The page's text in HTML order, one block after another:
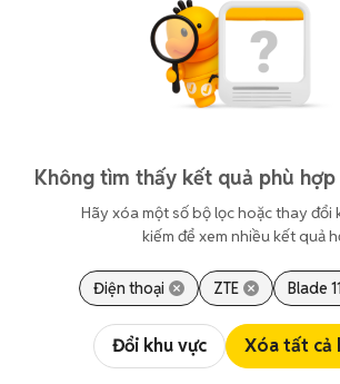
Không tìm thấy kết quả phù
Hãy xóa một số bộ lọc hoặc thay đổi
kiếm để xem nhiều kết quả
Điện thoại ZTE Blade
Đổi khu vực Xóa tất cả